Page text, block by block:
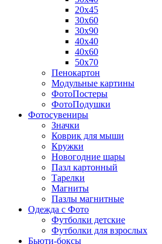
20х45
30х60
30х90
40х40
40х60
50х70
Пенокартон
Модульные картины
ФотоПостеры
ФотоПодушки
Фотоcувениры
Значки
Коврик для мыши
Кружки
Новогодние шары
Пазл картонный
Тарелки
Магниты
Пазлы магнитные
Одежда с Фото
Футболки детские
Футболки для взрослых
Бьюти-боксы